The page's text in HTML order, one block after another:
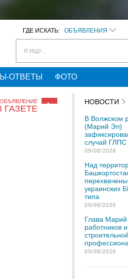
ГДЕ ИСКАТЬ: ОБЪЯВЛЕНИЯ
Я ИЩУ...
ОТВЕТЫ ФОТО
ГАЗЕТЕ
НОВОСТИ
В Волжском
(Марий Эл)
случай ГЛПС
09/08/2026
Над
украинских
типа
09/08/2026
Глава
работников
09/08/2026